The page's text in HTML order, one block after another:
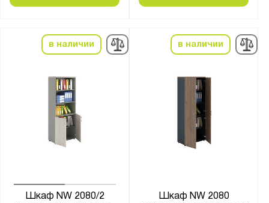
в наличии
Шкаф NW 2080/2
в наличии
Шкаф NW 2080